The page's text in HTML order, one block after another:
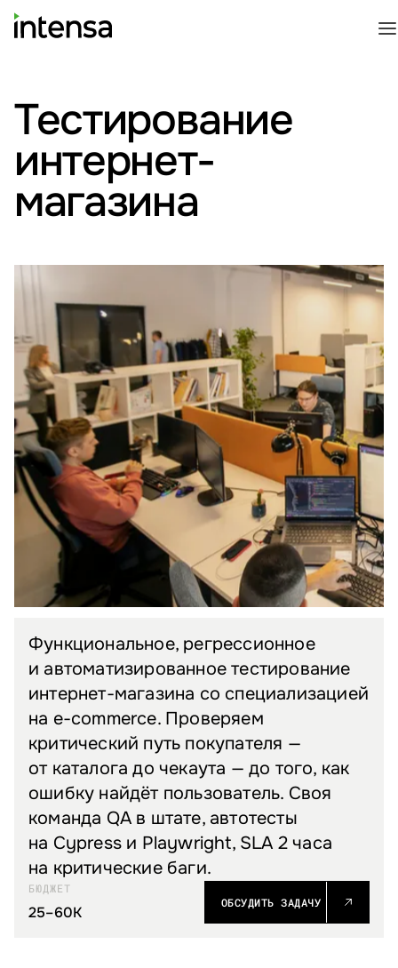
Тестирование
интернет-
магазина
Функциональное, регрессионное
и автоматизированное тестирование
интернет-магазина со специализацией
на e-commerce. Проверяем
критический путь покупателя —
от каталога до чекаута — до того, как
ошибку найдёт пользователь. Своя
команда QA в штате, автотесты
на Cypress и Playwright, SLA 2 часа
на критические баги.
БЮДЖЕТ
25–60K
ОБСУДИТЬ ЗАДАЧУ